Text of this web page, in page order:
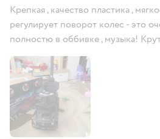
Крепкая , качество пластика ,
регулирует поворот колес - это
полностю в оббивке , музыка!